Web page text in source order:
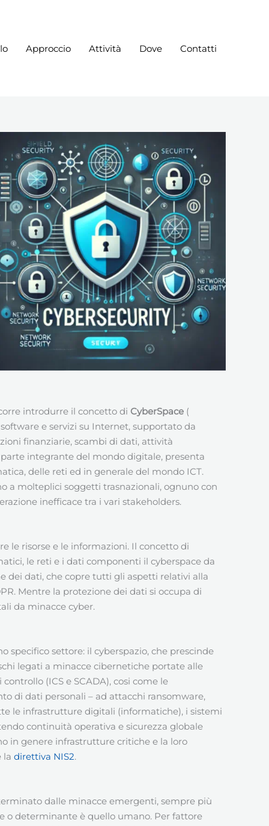
Approccio Attività Dove Contatti
introdurre il concetto di CyberSpace (
e servizi su Internet, supportato da
finanziarie, scambi di dati, attività
integrante del mondo digitale, presenta
delle reti ed in generale del mondo ICT.
a molteplici soggetti trasnazionali, ognuno con
inefficace tra i vari stakeholders.
le risorse e le informazioni. Il concetto di
le reti e i dati componenti il cyberspace da
dei dati, che copre tutti gli aspetti relativi alla
Mentre la protezione dei dati si occupa di
da minacce cyber.
specifico settore: il cyberspazio, che prescinde
legati a minacce cibernetiche portate alle
(ICS e SCADA), cosi come le
di dati personali – ad attacchi ransomware,
le infrastrutture digitali (informatiche), i sistemi
continuità operativa e sicurezza globale
in genere infrastrutture critiche e la loro
la direttiva NIS2.
dalle minacce emergenti, sempre più
o determinante è quello umano. Per fattore